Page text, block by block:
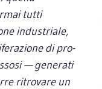
tutti
indu­striale,
di pro­
— gene­rati
ritro­vare un